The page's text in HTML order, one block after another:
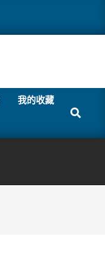
我的收藏
Search